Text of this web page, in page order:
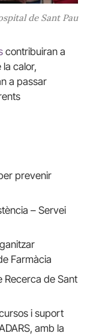
de Sant Pau
contribuiran a
calor,
a passar
prevenir
– Servei
Farmàcia
Recerca de Sant
i suport
amb la